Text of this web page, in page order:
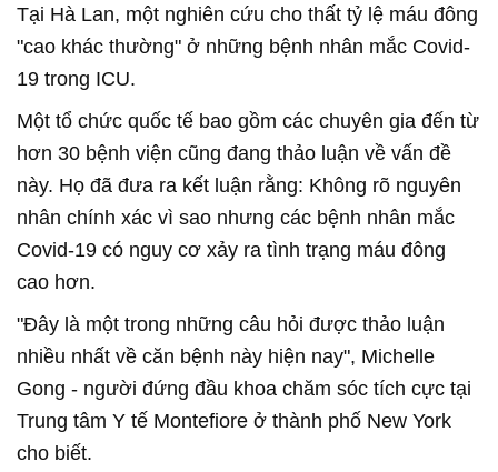
Tại Hà Lan, một nghiên cứu cho thất tỷ lệ máu đông
"cao khác thường" ở những bệnh nhân mắc Covid-
19 trong ICU.
Một tổ chức quốc tế bao gồm các chuyên gia đến từ
hơn 30 bệnh viện cũng đang thảo luận về vấn đề
này. Họ đã đưa ra kết luận rằng: Không rõ nguyên
nhân chính xác vì sao nhưng các bệnh nhân mắc
Covid-19 có nguy cơ xảy ra tình trạng máu đông
cao hơn.
"Đây là một trong những câu hỏi được thảo luận
nhiều nhất về căn bệnh này hiện nay", Michelle
Gong - người đứng đầu khoa chăm sóc tích cực tại
Trung tâm Y tế Montefiore ở thành phố New York
cho biết.